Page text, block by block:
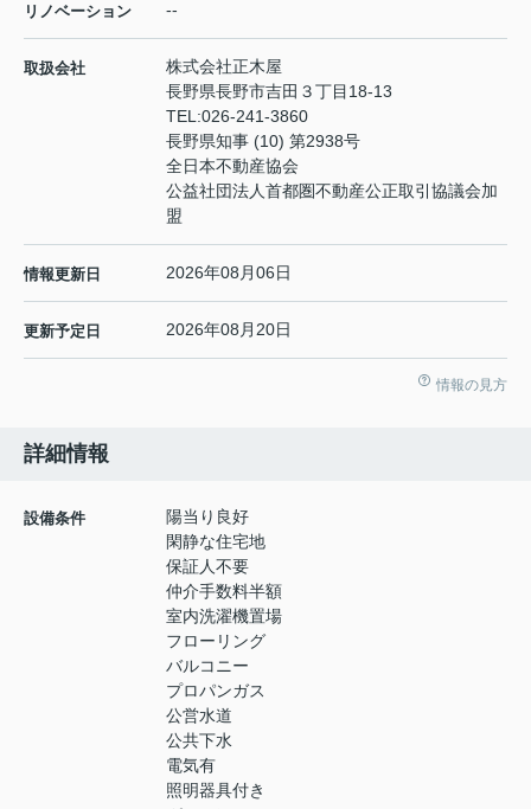
リノベーション --
取扱会社
株式会社正木屋
長野県長野市吉田３丁目18-13
TEL:026-241-3860
長野県知事 (10) 第2938号
全日本不動産協会
公益社団法人首都圏不動産公正取引協議会加
盟
情報更新日 2026年08月06日
更新予定日 2026年08月20日
情報の見方
詳細情報
設備条件
陽当り良好
閑静な住宅地
保証人不要
仲介手数料半額
室内洗濯機置場
フローリング
バルコニー
プロパンガス
公営水道
公共下水
電気有
照明器具付き